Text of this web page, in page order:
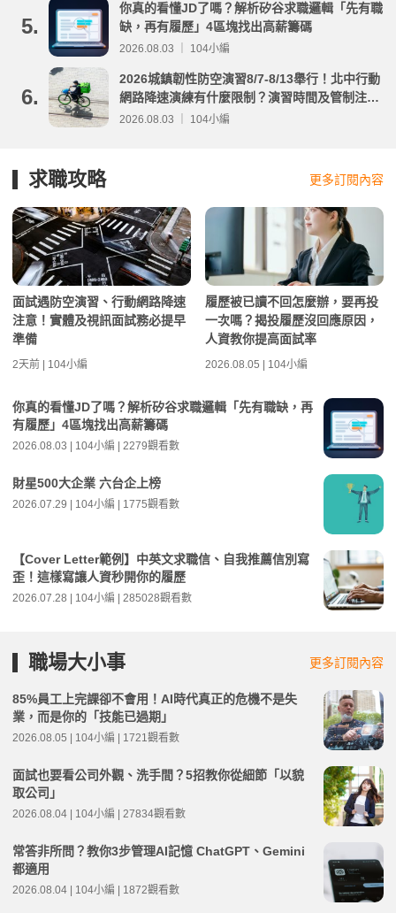
5.
你真的看懂JD了嗎？解析矽谷求職邏輯「先有職
缺，再有履歷」4區塊找出高薪籌碼
2026.08.03 ｜ 104小編
6.
2026城鎮韌性防空演習8/7-8/13舉行！北中行動
網路降速演練有什麼限制？演習時間及管制注意
事項整理
2026.08.03 ｜ 104小編
求職攻略 更多訂閱內容
面試遇防空演習、行動網路降速
注意！實體及視訊面試務必提早
準備
2天前 | 104小編
履歷被已讀不回怎麼辦，要再投
一次嗎？揭投履歷沒回應原因，
人資教你提高面試率
2026.08.05 | 104小編
你真的看懂JD了嗎？解析矽谷求職邏輯「先有職缺，再
有履歷」4區塊找出高薪籌碼
2026.08.03 | 104小編 | 2279觀看數
財星500大企業 六台企上榜
2026.07.29 | 104小編 | 1775觀看數
【Cover Letter範例】中英文求職信、自我推薦信別寫
歪！這樣寫讓人資秒開你的履歷
2026.07.28 | 104小編 | 285028觀看數
職場大小事 更多訂閱內容
85%員工上完課卻不會用！AI時代真正的危機不是失
業，而是你的「技能已過期」
2026.08.05 | 104小編 | 1721觀看數
面試也要看公司外觀、洗手間？5招教你從細節「以貌
取公司」
2026.08.04 | 104小編 | 27834觀看數
常答非所問？教你3步管理AI記憶 ChatGPT、Gemini
都適用
2026.08.04 | 104小編 | 1872觀看數